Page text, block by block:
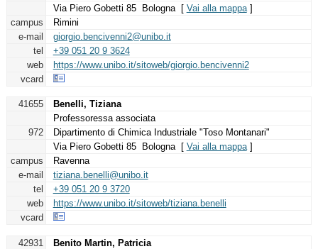
Via Piero Gobetti 85 Bologna [ Vai alla mappa]
campus
Rimini
e-mail
giorgio.bencivenni2@unibo.it
tel
+39 051 20 9 3624
web
https://www.unibo.it/sitoweb/giorgio.bencivenni2
vcard
41655
Benelli, Tiziana
Professoressa associata
972
Dipartimento di Chimica Industriale "Toso Montanari"
Via Piero Gobetti 85 Bologna [ Vai alla mappa]
campus
Ravenna
e-mail
tiziana.benelli@unibo.it
tel
+39 051 20 9 3720
web
https://www.unibo.it/sitoweb/tiziana.benelli
vcard
42931
Benito Martin, Patricia